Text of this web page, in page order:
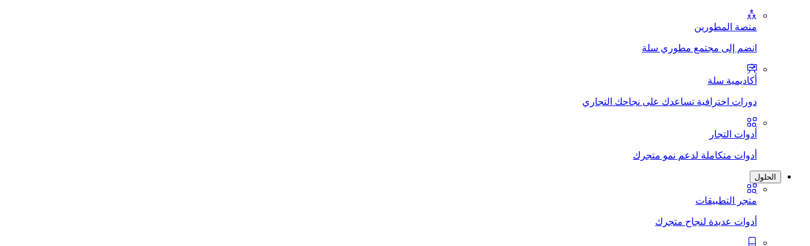
منصة المطورين
انضم إلى مجتمع مطوري سلة
أكاديمية سلة
دورات احترافية تساعدك على نجاحك التجاري
أدوات التجار
أدوات متكاملة لدعم نمو متجرك
الحلول
متجر التطبيقات
أدوات عديدة لنجاح متجرك